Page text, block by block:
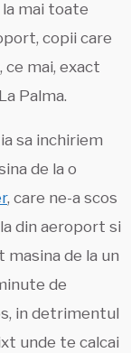
mai toate
copii care
mai, exact
Palma.
sa inchiriem
de la o
, care ne-a scos
din aeroport si
masina de la un
de
in detrimentul
unde te calcai